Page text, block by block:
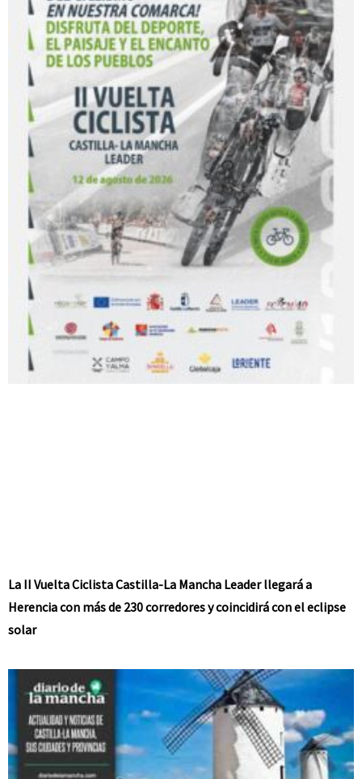
La II Vuelta Ciclista Castilla-La Mancha Leader llegará a
Herencia con más de 230 corredores y coincidirá con el eclipse
solar